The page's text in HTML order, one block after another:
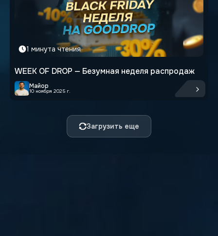
1 минута чтения
Майор
10 ноября 2025 г.
WEEK OF DROP — Безумная неделя распродаж
Загрузить еще